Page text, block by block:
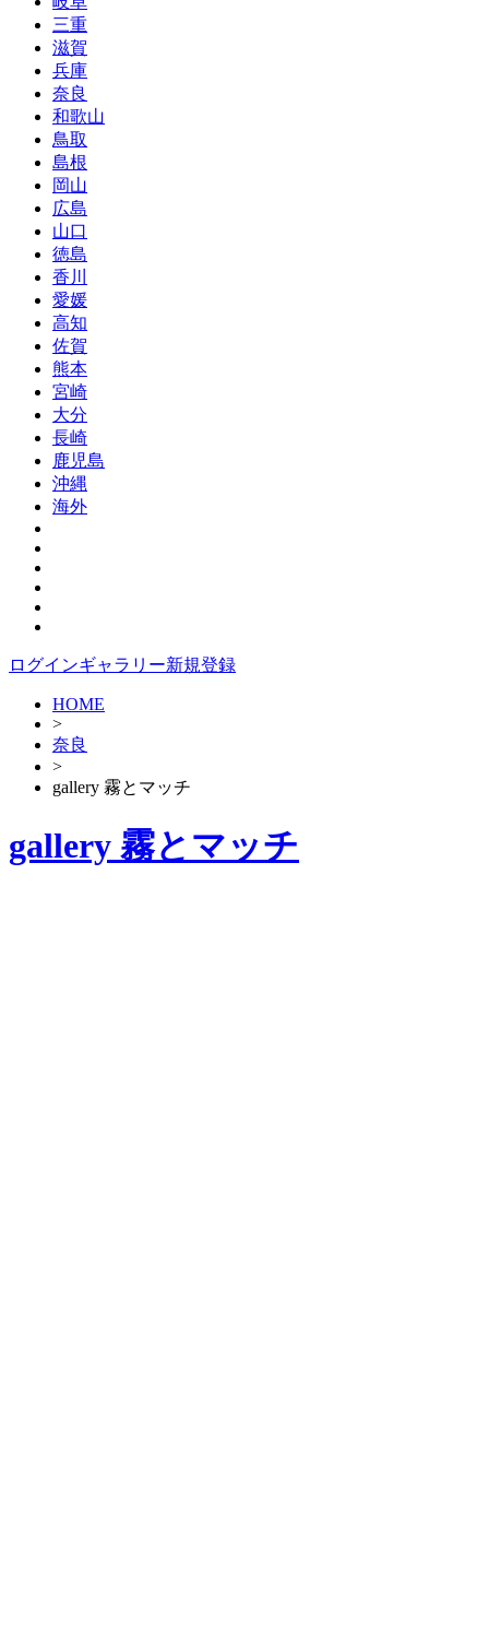
三重
滋賀
兵庫
奈良
和歌山
鳥取
島根
岡山
広島
山口
徳島
香川
愛媛
高知
佐賀
熊本
宮崎
大分
長崎
鹿児島
沖縄
海外
ログインギャラリー新規登録
HOME
>
奈良
>
gallery 霧とマッチ
gallery 霧とマッチ